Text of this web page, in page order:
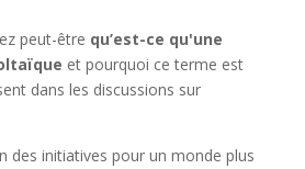
peut-être qu’est-ce qu'une
et pourquoi ce terme est
dans les discussions sur
des initiatives pour un monde plus